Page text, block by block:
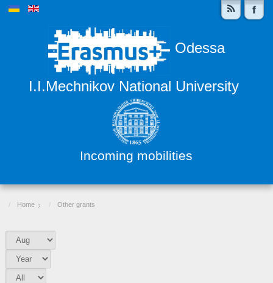
Odessa
I.I.Mechnikov National University
Incoming mobilities
Home Other grants